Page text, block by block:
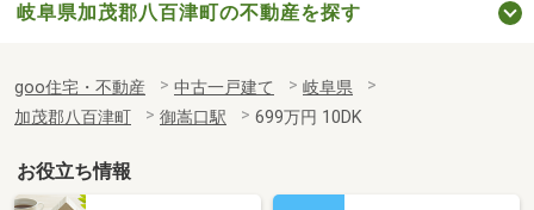
岐阜県加茂郡八百津町の不動産を探す
goo住宅・不動産 中古一戸建て
岐阜県
加茂郡八百津町
御嵩口駅 699万円 10DK
お役立ち情報